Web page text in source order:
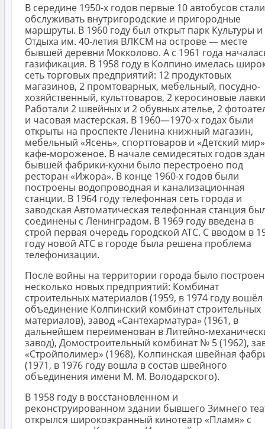
В середине 1950-х годов первые 10 автобусов стали
обслуживать внутригородские и пригородные
маршруты. В 1960 году был открыт парк Культуры и
Отдыха им. 40-летия ВЛКСМ на острове — месте
бывшей деревни Мокколово. А с 1961 года
газификация. В 1958 году в Колпино имелась
сеть торговых предприятий: 12 продуктовых
магазинов, 2 промтоварных, мебельный, посудно-
хозяйственный, культтоваров, 2 керосиновые
Работали 2 швейных и 2 обувных ателье, 2
и часовая мастерская. В 1960—1970-х годах были
открыты на проспекте Ленина книжный магазин,
мебельный «Ясень», спорттоваров и «Детский
кафе-мороженое. В начале семидесятых годов
бывшей фабрики-кухни было перестроено под
ресторан «Ижора». В конце 1960-х годов были
построены водопроводная и канализационная
станции. В 1964 году телефонная сеть города и
заводская Автоматическая телефонная станция
соединены с Ленинградом. В 1969 году введена в
строй первая очередь городской АТС. С вводом в
году новой АТС в городе была решена проблема
телефонизации.
После войны на территории города было
несколько новых предприятий: Комбинат
строительных материалов (1959, в 1974 году вошёл
объединение Колпинский комбинат строительных
материалов), завод «Сантехарматура» (1961, в
дальнейшем переименован в Литейно-
завод), Домостроительный комбинат № 5 (1962),
«Стройполимер» (1968), Колпинская швейная
(1971, в 1976 году вошла в состав швейного
объединения имени М. М. Володарского).
В 1958 году в восстановленном и
реконструированном здании бывшего Зимнего
открылся широкоэкранный кинотеатр «Пламя» с